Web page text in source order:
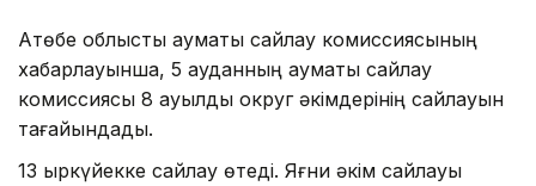
Ақтөбе облыстық аумақтық сайлау комиссиясының
хабарлауынша, 5 ауданның аумақтық сайлау
комиссиясы 8 ауылдық округ әкімдерінің сайлауын
тағайындады.
13 қыркүйекке сайлау өтеді. Яғни әкім сайлауы